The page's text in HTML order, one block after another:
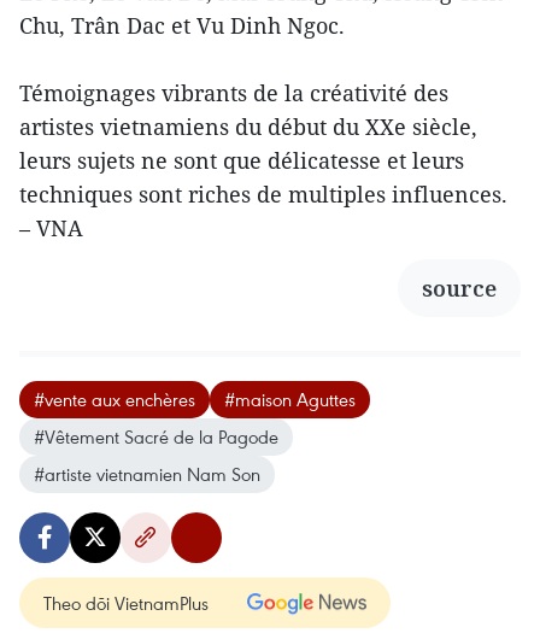
Chu, Trân Dac et Vu Dinh Ngoc.
Témoignages vibrants de la créativité des
artistes vietnamiens du début du XXe siècle,
leurs sujets ne sont que délicatesse et leurs
techniques sont riches de multiples influences.
– VNA
source
#vente aux enchères
#maison Aguttes
#Vêtement Sacré de la Pagode
#artiste vietnamien Nam Son
Theo dõi VietnamPlus